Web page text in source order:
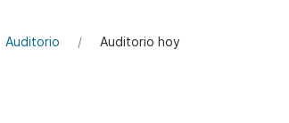
Auditorio Auditorio hoy